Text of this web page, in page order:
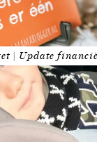
| Update